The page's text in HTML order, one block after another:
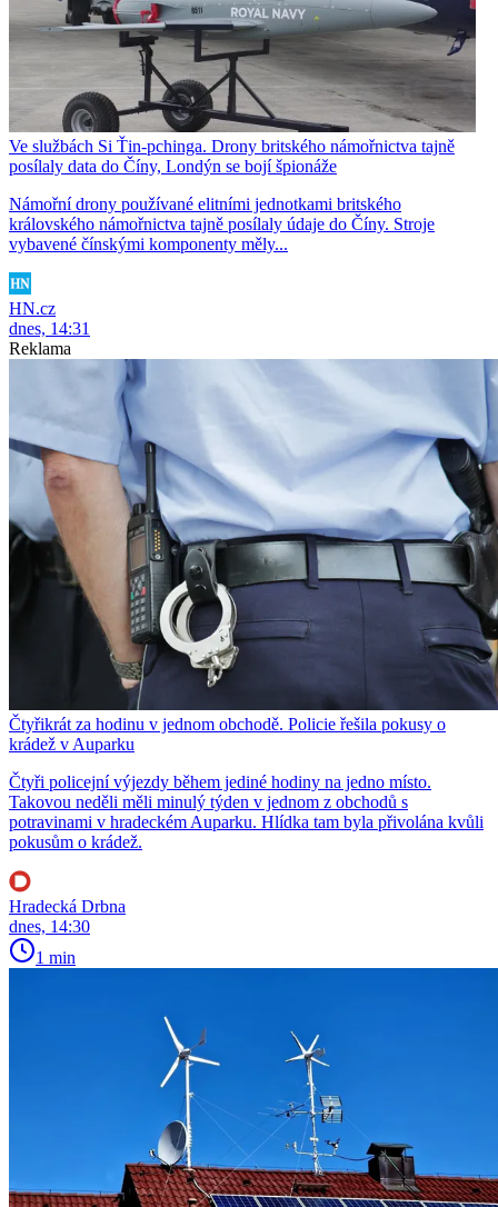
Ve službách Si Ťin-pchinga. Drony britského námořnictva tajně
posílaly data do Číny, Londýn se bojí špionáže
Námořní drony používané elitními jednotkami britského
královského námořnictva tajně posílaly údaje do Číny. Stroje
vybavené čínskými komponenty měly...
HN.cz
dnes, 14:31
Reklama
Čtyřikrát za hodinu v jednom obchodě. Policie řešila pokusy o
krádež v Auparku
Čtyři policejní výjezdy během jediné hodiny na jedno místo.
Takovou neděli měli minulý týden v jednom z obchodů s
potravinami v hradeckém Auparku. Hlídka tam byla přivolána kvůli
pokusům o krádež.
Hradecká Drbna
dnes, 14:30
1 min